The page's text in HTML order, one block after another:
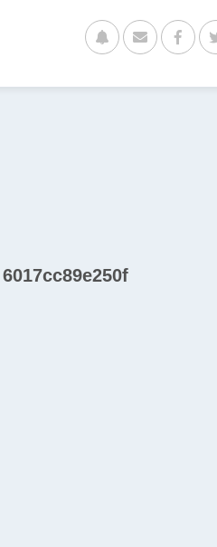
6017cc89e250f